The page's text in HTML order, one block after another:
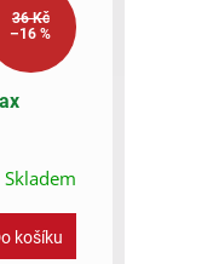
36 Kč
–16 %
Skladem
košíku